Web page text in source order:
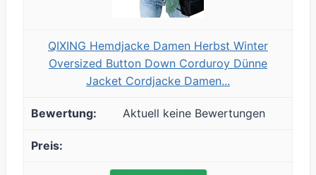
QIXING Hemdjacke Damen Herbst Winter
Oversized Button Down Corduroy Dünne
Jacket Cordjacke Damen...
Aktuell keine Bewertungen